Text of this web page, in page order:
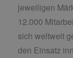
jeweiligen
12.000
sich weltweit
den Einsatz